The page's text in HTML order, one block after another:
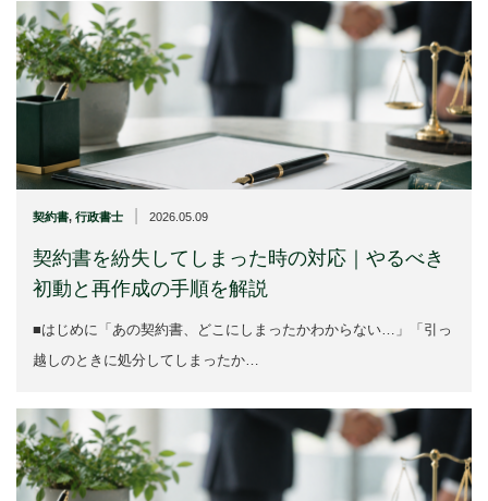
契約書, 行政書士 2026.05.09
契約書を紛失してしまった時の対応｜やるべき
初動と再作成の手順を解説
■はじめに「あの契約書、どこにしまったかわからない…」「引っ
越しのときに処分してしまったか…